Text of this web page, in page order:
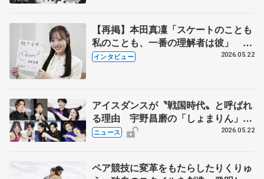
【再掲】本田真凜「スケートのことも
私のことも、一番の理解者は彼」 引
退時の単独インタビューで語った競技
インタビュー 2026.05.22
アイスダンスが〝戦国時代〟と呼ばれ
る理由 宇野昌磨の「しょまりん」ら
実力者が相次いで参戦 国内の競争激
ニュース 2026.05.22
ペア競技に変革をもたらしたりくりゅ